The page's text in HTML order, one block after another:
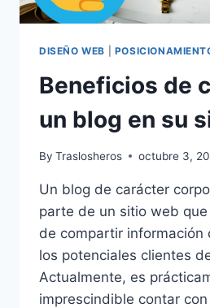
DISEÑO WEB
Beneficios de
un blog en su
By Traslosheros octubre 3,
Un blog de carácter
parte de un sitio web
de compartir información
los potenciales clientes
Actualmente, es
imprescindible contar